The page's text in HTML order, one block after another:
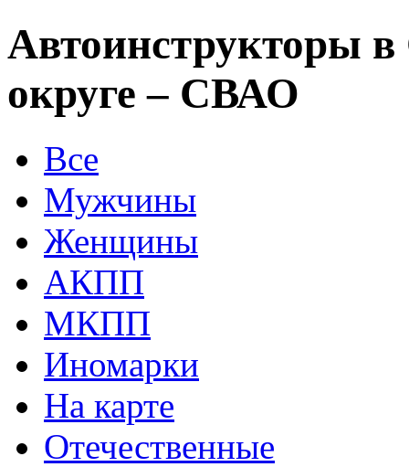
Автоинструкторы
округе – СВАО
Все
Мужчины
Женщины
АКПП
МКПП
Иномарки
На карте
Отечественные